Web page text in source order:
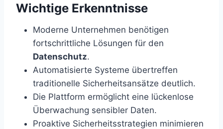
Wichtige Erkenntnisse
Moderne Unternehmen benötigen
fortschrittliche Lösungen für den
Datenschutz.
Automatisierte Systeme übertreffen
traditionelle Sicherheitsansätze deutlich.
Die Plattform ermöglicht eine lückenlose
Überwachung sensibler Daten.
Proaktive Sicherheitsstrategien minimieren